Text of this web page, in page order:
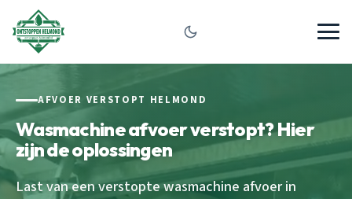
AFVOER VERSTOPT HELMOND
Wasmachine afvoer verstopt? Hier
zijn de oplossingen
Last van een verstopte wasmachine afvoer in